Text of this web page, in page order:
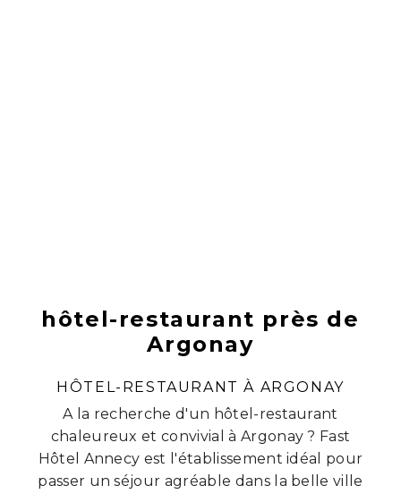
hôtel-restaurant près de
Argonay
HÔTEL-RESTAURANT À ARGONAY
A la recherche d'un hôtel-restaurant
chaleureux et convivial à Argonay ? Fast
Hôtel Annecy est l'établissement idéal pour
passer un séjour agréable dans la belle ville